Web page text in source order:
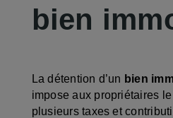
bien
La détention d’un bien
impose aux propriétaires
plusieurs taxes et